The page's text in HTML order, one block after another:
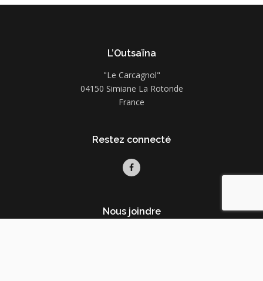
L’Outsaïna
"Le Carcagnol"
04150 Simiane La Rotonde
France
Restez connecté
Nous joindre